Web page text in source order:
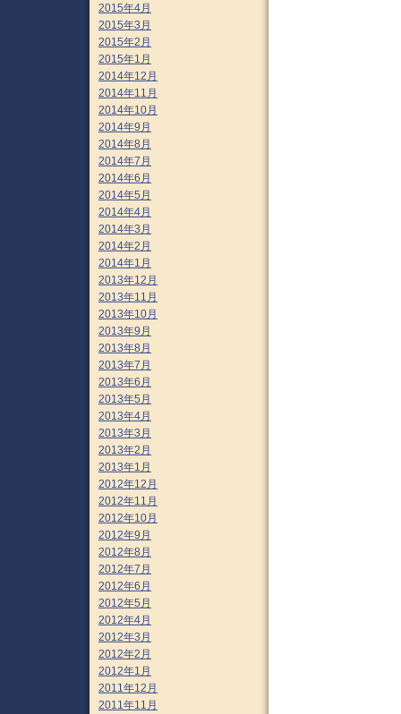
2015年4月
2015年3月
2015年2月
2015年1月
2014年12月
2014年11月
2014年10月
2014年9月
2014年8月
2014年7月
2014年6月
2014年5月
2014年4月
2014年3月
2014年2月
2014年1月
2013年12月
2013年11月
2013年10月
2013年9月
2013年8月
2013年7月
2013年6月
2013年5月
2013年4月
2013年3月
2013年2月
2013年1月
2012年12月
2012年11月
2012年10月
2012年9月
2012年8月
2012年7月
2012年6月
2012年5月
2012年4月
2012年3月
2012年2月
2012年1月
2011年12月
2011年11月